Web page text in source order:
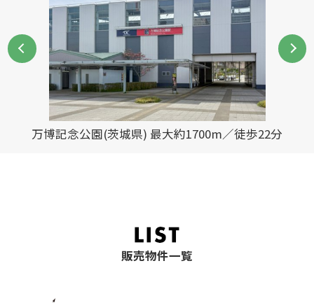
万博記念公園(茨城県) 最大約1700m／徒歩22分
販売物件一覧